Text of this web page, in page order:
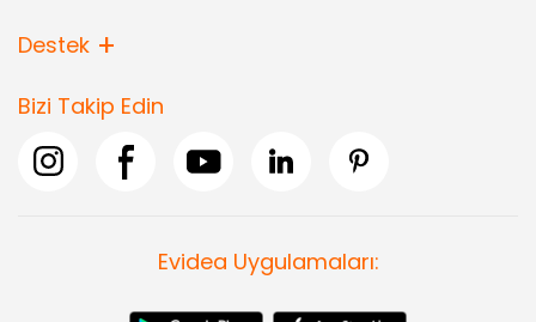
Destek
Bizi Takip Edin
Evidea Uygulamaları: